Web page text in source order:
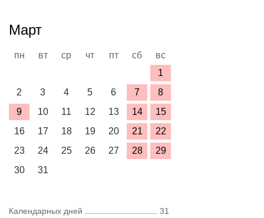
Март
пн вт ср чт пт сб
вс
1
2
3 4 5 6 7
8
9
10 11 12 13 14
15
16
17 18 19 20 21
22
23
24 25 26 27 28
29
30
31
Календарных дней
31